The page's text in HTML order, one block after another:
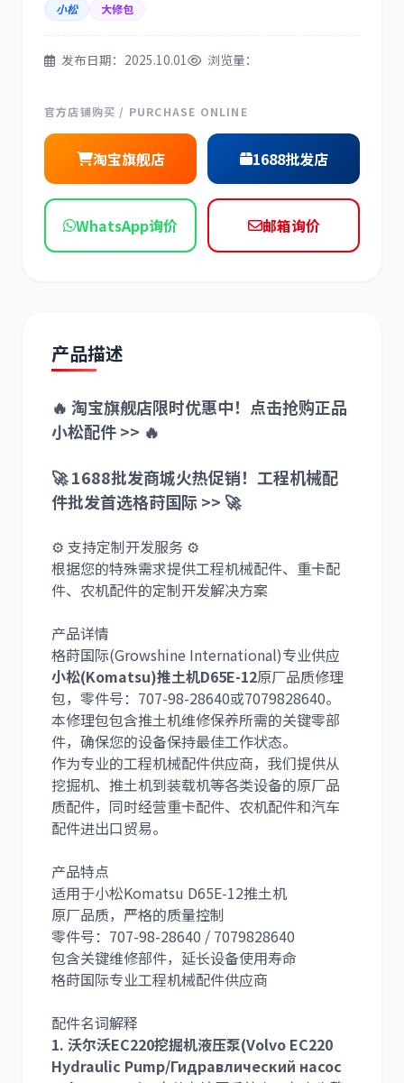
洋马
奔驰 加藤
卡尔玛 杰西博
大宇
约翰迪尔
小松 大修包
发布日期：2025.10.01 浏览量：
官方店铺购买 / PURCHASE ONLINE
淘宝旗舰店 1688批发店
WhatsApp询价 邮箱询价
产品描述
🔥 淘宝旗舰店限时优惠中！点击抢购正品
小松配件 >> 🔥
🚀 1688批发商城火热促销！工程机械配
件批发首选格莳国际 >> 🚀
⚙️ 支持定制开发服务 ⚙️
根据您的特殊需求提供工程机械配件、重卡配
件、农机配件的定制开发解决方案
产品详情
格莳国际(Growshine International)专业供应
小松(Komatsu)推土机D65E-12原厂品质修理
包，零件号： 707-98-28640或7079828640。
本修理包包含推土机维修保养所需的关键零部
件，确保您的设备保持最佳工作状态。
作为专业的工程机械配件供应商，我们提供从
挖掘机、推土机到装载机等各类设备的原厂品
质配件，同时经营重卡配件、农机配件和汽车
配件进出口贸易。
产品特点
适用于小松Komatsu D65E-12推土机
原厂品质，严格的质量控制
零件号：707-98-28640 / 7079828640
包含关键维修部件，延长设备使用寿命
格莳国际专业工程机械配件供应商
配件名词解释
1. 沃尔沃EC220挖掘机液压泵(Volvo EC220
Hydraulic Pump/Гидравлический насос